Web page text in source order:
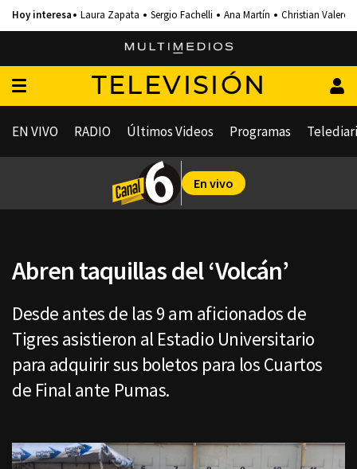
Laura Zapata Sergio Fachelli Ana Martín Christian Valero
TELEVISIÓN
EN VIVO RADIO Últimos Videos Programas
En vivo
Abren taquillas del ‘Volcán’
Desde antes de las 9 am aficionados de
Tigres asistieron al Estadio Universitario
para adquirir sus boletos para los Cuartos
de Final ante Pumas.